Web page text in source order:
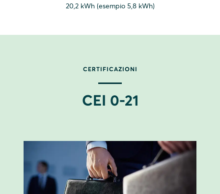
20,2 kWh (esempio 5,8 kWh)
CERTIFICAZIONI
CEI 0-21